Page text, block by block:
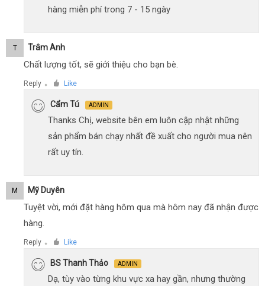
hàng miễn phí trong 7 - 15 ngày
T Trâm Anh
Chất lượng tốt, sẽ giới thiệu cho bạn bè.
Reply ● Like
Cẩm Tú ADMIN
Thanks Chị, website bên em luôn cập nhật những
sản phẩm bán chạy nhất đề xuất cho người mua nên
rất uy tín.
M Mỹ Duyên
Tuyệt vời, mới đặt hàng hôm qua mà hôm nay đã nhận được
hàng.
Reply ● Like
BS Thanh Thảo ADMIN
Dạ, tùy vào từng khu vực xa hay gần, nhưng thường